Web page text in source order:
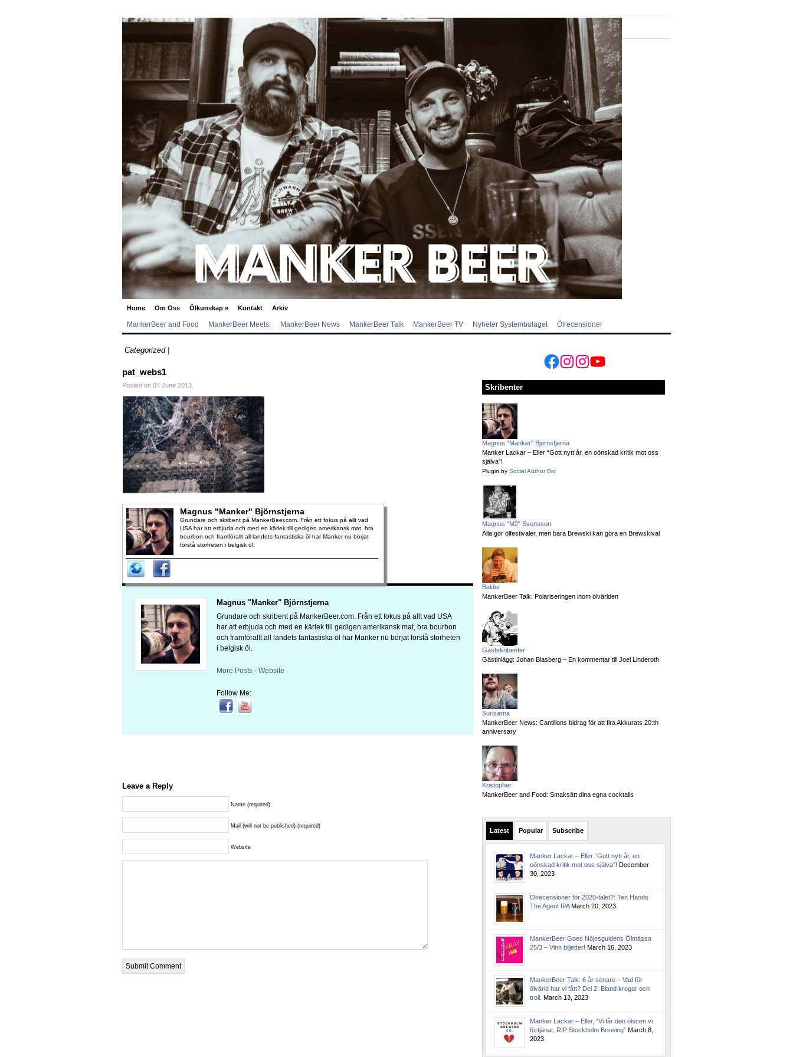
Home Om Oss Ölkunskap » Kontakt Arkiv
MankerBeer and Food MankerBeer Meets: MankerBeer News MankerBeer Talk MankerBeer TV Nyheter Systembolaget Ölrecensioner
Categorized |
pat_webs1
Posted on 04 June 2013.
Magnus "Manker" Björnstjerna
Grundare och skribent på MankerBeer.com. Från ett fokus på allt vad
USA har att erbjuda och med en kärlek till gedigen amerikansk mat, bra
bourbon och framförallt all landets fantastiska öl har Manker nu börjat
förstå storheten i belgisk öl.
Magnus "Manker" Björnstjerna
Grundare och skribent på MankerBeer.com. Från ett fokus på allt vad USA
har att erbjuda och med en kärlek till gedigen amerikansk mat, bra bourbon
och framförallt all landets fantastiska öl har Manker nu börjat förstå storheten
i belgisk öl.
More Posts - Website
Follow Me:
Leave a Reply
Name (required)
Mail (will not be published) (required)
Website
Facebook
Instagram
Instagram
YouTube
Skribenter
Magnus "Manker" Björnstjerna
Manker Lackar – Eller “Gott nytt år, en oönskad kritik mot oss
själva”!
Plugin by Social Author Bio
Magnus "M2" Svensson
Alla gör ölfestivaler, men bara Brewski kan göra en Brewskival
Balder
MankerBeer Talk: Polariseringen inom ölvärlden
Gästskribenter
Gästinlägg: Johan Blasberg – En kommentar till Joel Linderoth
Surisarna
MankerBeer News: Cantillons bidrag för att fira Akkurats 20:th
anniversary
Kristopher
MankerBeer and Food: Smaksätt dina egna cocktails
Latest Popular Subscribe
Manker Lackar – Eller “Gott nytt år, en
oönskad kritik mot oss själva”! December
30, 2023
Ölrecensioner för 2020-talet?: Ten Hands
The Agent IPA March 20, 2023
MankerBeer Goes Nöjesguidens Ölmässa
25/3 – Vinn biljetter! March 16, 2023
MankerBeer Talk: 6 år senare – Vad för
ölvärld har vi fått? Del 2. Bland krogar och
troll. March 13, 2023
Manker Lackar – Eller, “Vi får den ölscen vi
förtjänar, RIP Stockholm Brewing” March 8,
2023